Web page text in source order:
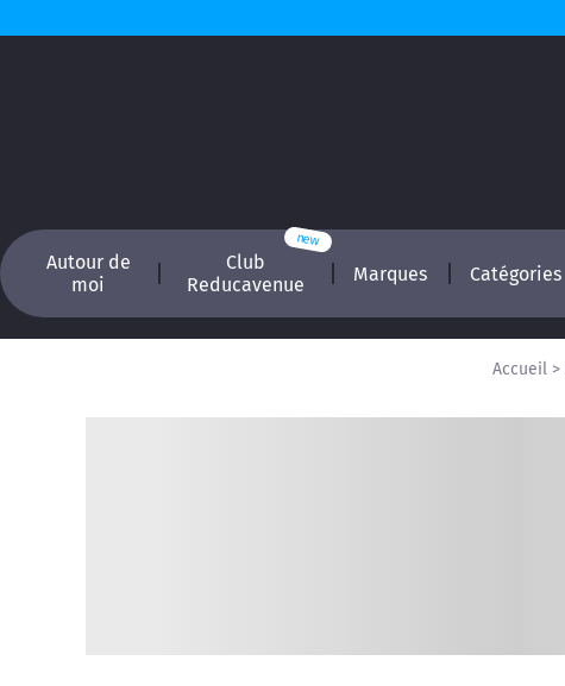
Autour de
moi
Club
Reducavenue
Marques Catégories
Accueil >